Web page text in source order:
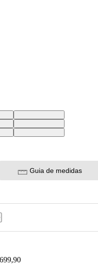
BR33 USA | 42 BR
BR28 USA | 36 BR
BR40 USA | 50 BR
Guia de medidas